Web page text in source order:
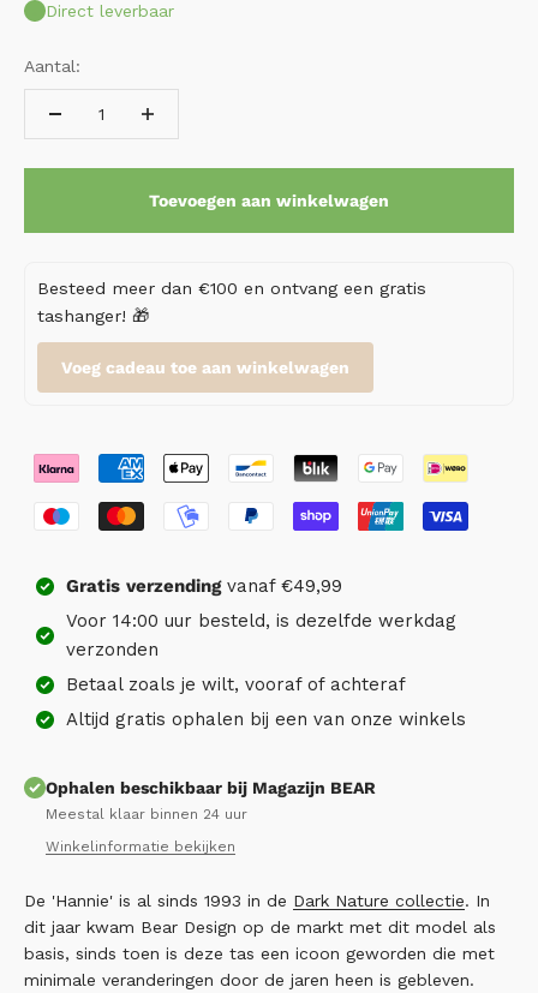
Direct leverbaar
Aantal:
Toevoegen aan winkelwagen
Besteed meer dan €100 en ontvang een gratis
tashanger! 🎁
Voeg cadeau toe aan winkelwagen
Gratis verzendingvanaf €49,99
Voor 14:00 uur besteld, is dezelfde werkdag
verzonden
Betaal zoals je wilt, vooraf of achteraf
Altijd gratis ophalen bij een van onze winkels
Ophalen beschikbaar bij Magazijn BEAR
Meestal klaar binnen 24 uur
Winkelinformatie bekijken
De 'Hannie' is al sinds 1993 in de Dark Nature collectie. In
dit jaar kwam Bear Design op de markt met dit model als
basis, sinds toen is deze tas een icoon geworden die met
minimale veranderingen door de jaren heen is gebleven.